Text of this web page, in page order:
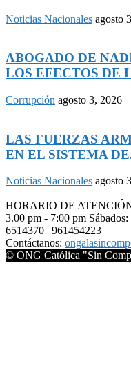
Noticias Nacionales agosto
ABOGADO DE
LOS EFECTOS DE
Corrupción agosto 3, 2026
LAS FUERZAS
EN EL SISTEMA
Noticias Nacionales agosto
HORARIO DE
3.00 pm - 7:00 pm
6514370 | 961454223
Contáctanos:
© ONG Católica "Sin